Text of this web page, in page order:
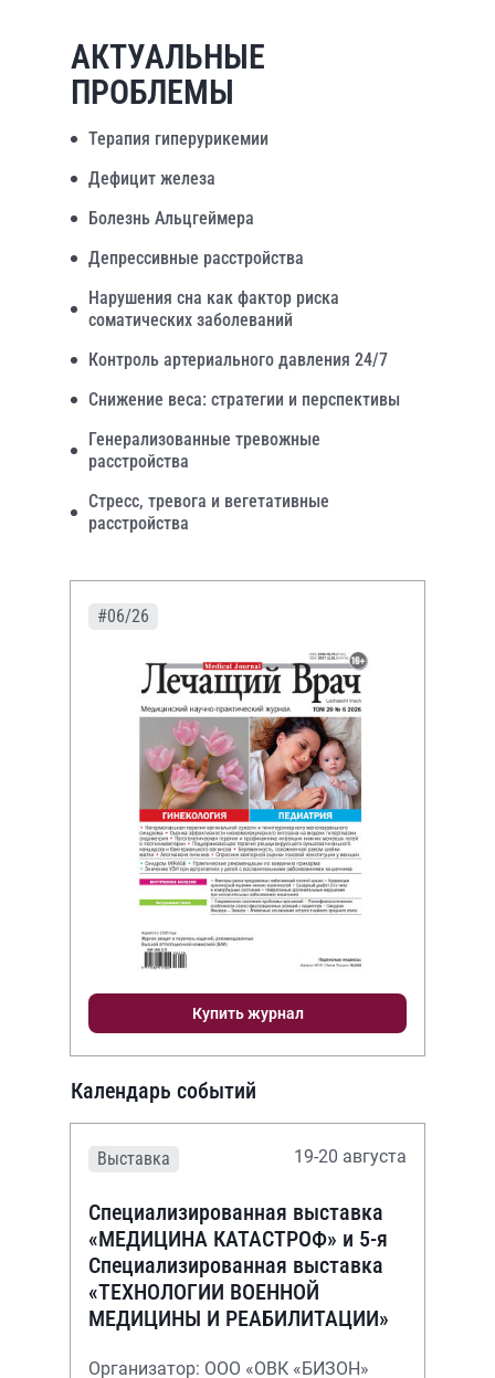
АКТУАЛЬНЫЕ
ПРОБЛЕМЫ
Терапия гиперурикемии
Дефицит железа
Болезнь Альцгеймера
Депрессивные расстройства
Нарушения сна как фактор риска
соматических заболеваний
Контроль артериального давления 24/7
Снижение веса: стратегии и перспективы
Генерализованные тревожные
расстройства
Стресс, тревога и вегетативные
расстройства
#06/26
Купить журнал
Календарь событий
Выставка 19-20 августа
Специализированная выставка
«МЕДИЦИНА КАТАСТРОФ» и 5-я
Специализированная выставка
«ТЕХНОЛОГИИ ВОЕННОЙ
МЕДИЦИНЫ И РЕАБИЛИТАЦИИ»
Организатор: ООО «ОВК «БИЗОН»